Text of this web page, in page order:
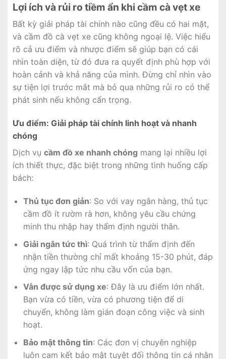
Lợi ích và rủi ro tiềm ẩn khi cầm cà vẹt xe
Bất kỳ giải pháp tài chính nào cũng đều có hai mặt,
và cầm đồ cà vẹt xe cũng không ngoại lệ. Việc hiểu
rõ cả ưu điểm và nhược điểm sẽ giúp bạn có cái
nhìn toàn diện, từ đó đưa ra quyết định phù hợp với
hoàn cảnh và khả năng của mình. Đừng chỉ nhìn vào
sự tiện lợi trước mắt mà bỏ qua những rủi ro có thể
phát sinh nếu không cẩn trọng.
Ưu điểm: Giải pháp tài chính linh hoạt và nhanh
chóng
Dịch vụ cầm đồ xe nhanh chóng mang lại nhiều lợi
ích thiết thực, đặc biệt trong những tình huống cấp
bách:
Thủ tục đơn giản: So với vay ngân hàng, thủ tục
cầm đồ ít rườm rà hơn, không yêu cầu chứng
minh thu nhập hay thẩm định người thân.
Giải ngân tức thì: Quá trình từ thẩm định đến
nhận tiền thường chỉ mất khoảng 15-30 phút, đáp
ứng ngay lập tức nhu cầu vốn của bạn.
Vẫn được sử dụng xe: Đây là ưu điểm lớn nhất.
Bạn vừa có tiền, vừa có phương tiện để di
chuyển, không làm gián đoạn công việc và sinh
hoạt.
Bảo mật thông tin: Các đơn vị chuyên nghiệp
luôn cam kết bảo mật tuyệt đối thông tin cá nhân